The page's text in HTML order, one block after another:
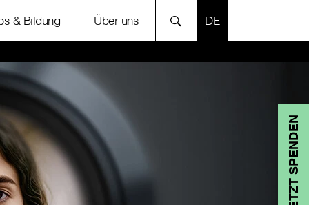
& Bildung Über uns SPRACHE
JETZT SPENDEN